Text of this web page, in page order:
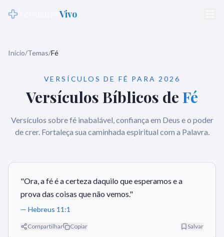
Vivo
Início/Temas/Fé
VERSÍCULOS DE FÉ PARA 2026
Versículos Bíblicos de Fé
Versículos sobre fé inabalável, confiança em Deus e o poder
de crer. Fortaleça sua caminhada espiritual com a Palavra.
"Ora, a fé é a certeza daquilo que esperamos e a
prova das coisas que não vemos."
— Hebreus 11:1
Compartilhar Copiar Salvar